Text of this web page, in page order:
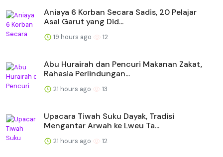
Aniaya 6 Korban Secara Sadis, 20 Pelajar
Asal Garut yang Did...
19 hours ago 12
Abu Hurairah dan Pencuri Makanan Zakat,
Rahasia Perlindungan...
21 hours ago 13
Upacara Tiwah Suku Dayak, Tradisi
Mengantar Arwah ke Lweu Ta...
21 hours ago 12